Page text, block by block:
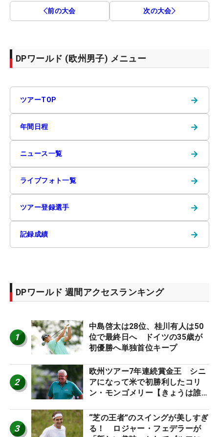
前の大会 次の大会
DPワールド (欧州男子) メニュー
ツアーTOP →
年間日程 →
ニュース一覧 →
ライブフォト一覧 →
ツアー登録選手 →
記録成績 →
DPワールド 週間アクセスランキング
1
中島啓太は28位、桂川有人は50
位で最終日へ ドイツの35歳が
初優勝へ単独首位キープ
2
欧州ツアー7年連続賞金王 シニ
アになって米で初勝利したコリ
ン・モンゴメリー【きょうは誰の
3
“芝の王者”のスイングが美しすぎ
る！ ロジャー・フェデラーが